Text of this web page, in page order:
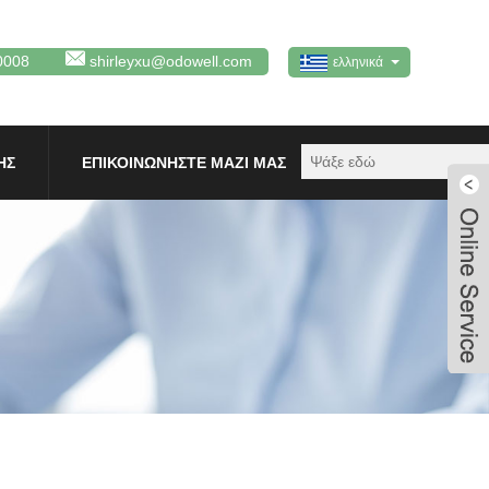
ελληνικά
shirleyxu@odowell.com
ΕΠΙΚΟΙΝΩΝΉΣΤΕ ΜΑΖΊ ΜΑΣ